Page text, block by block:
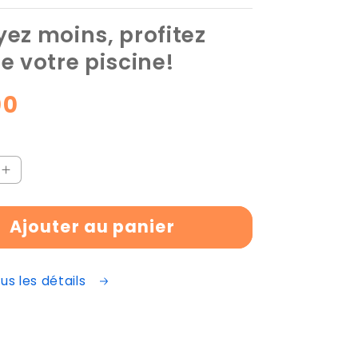
moins, profitez
votre piscine!
Augmenter
de
Nettoyez
profitez
Ajouter au panier
les détails